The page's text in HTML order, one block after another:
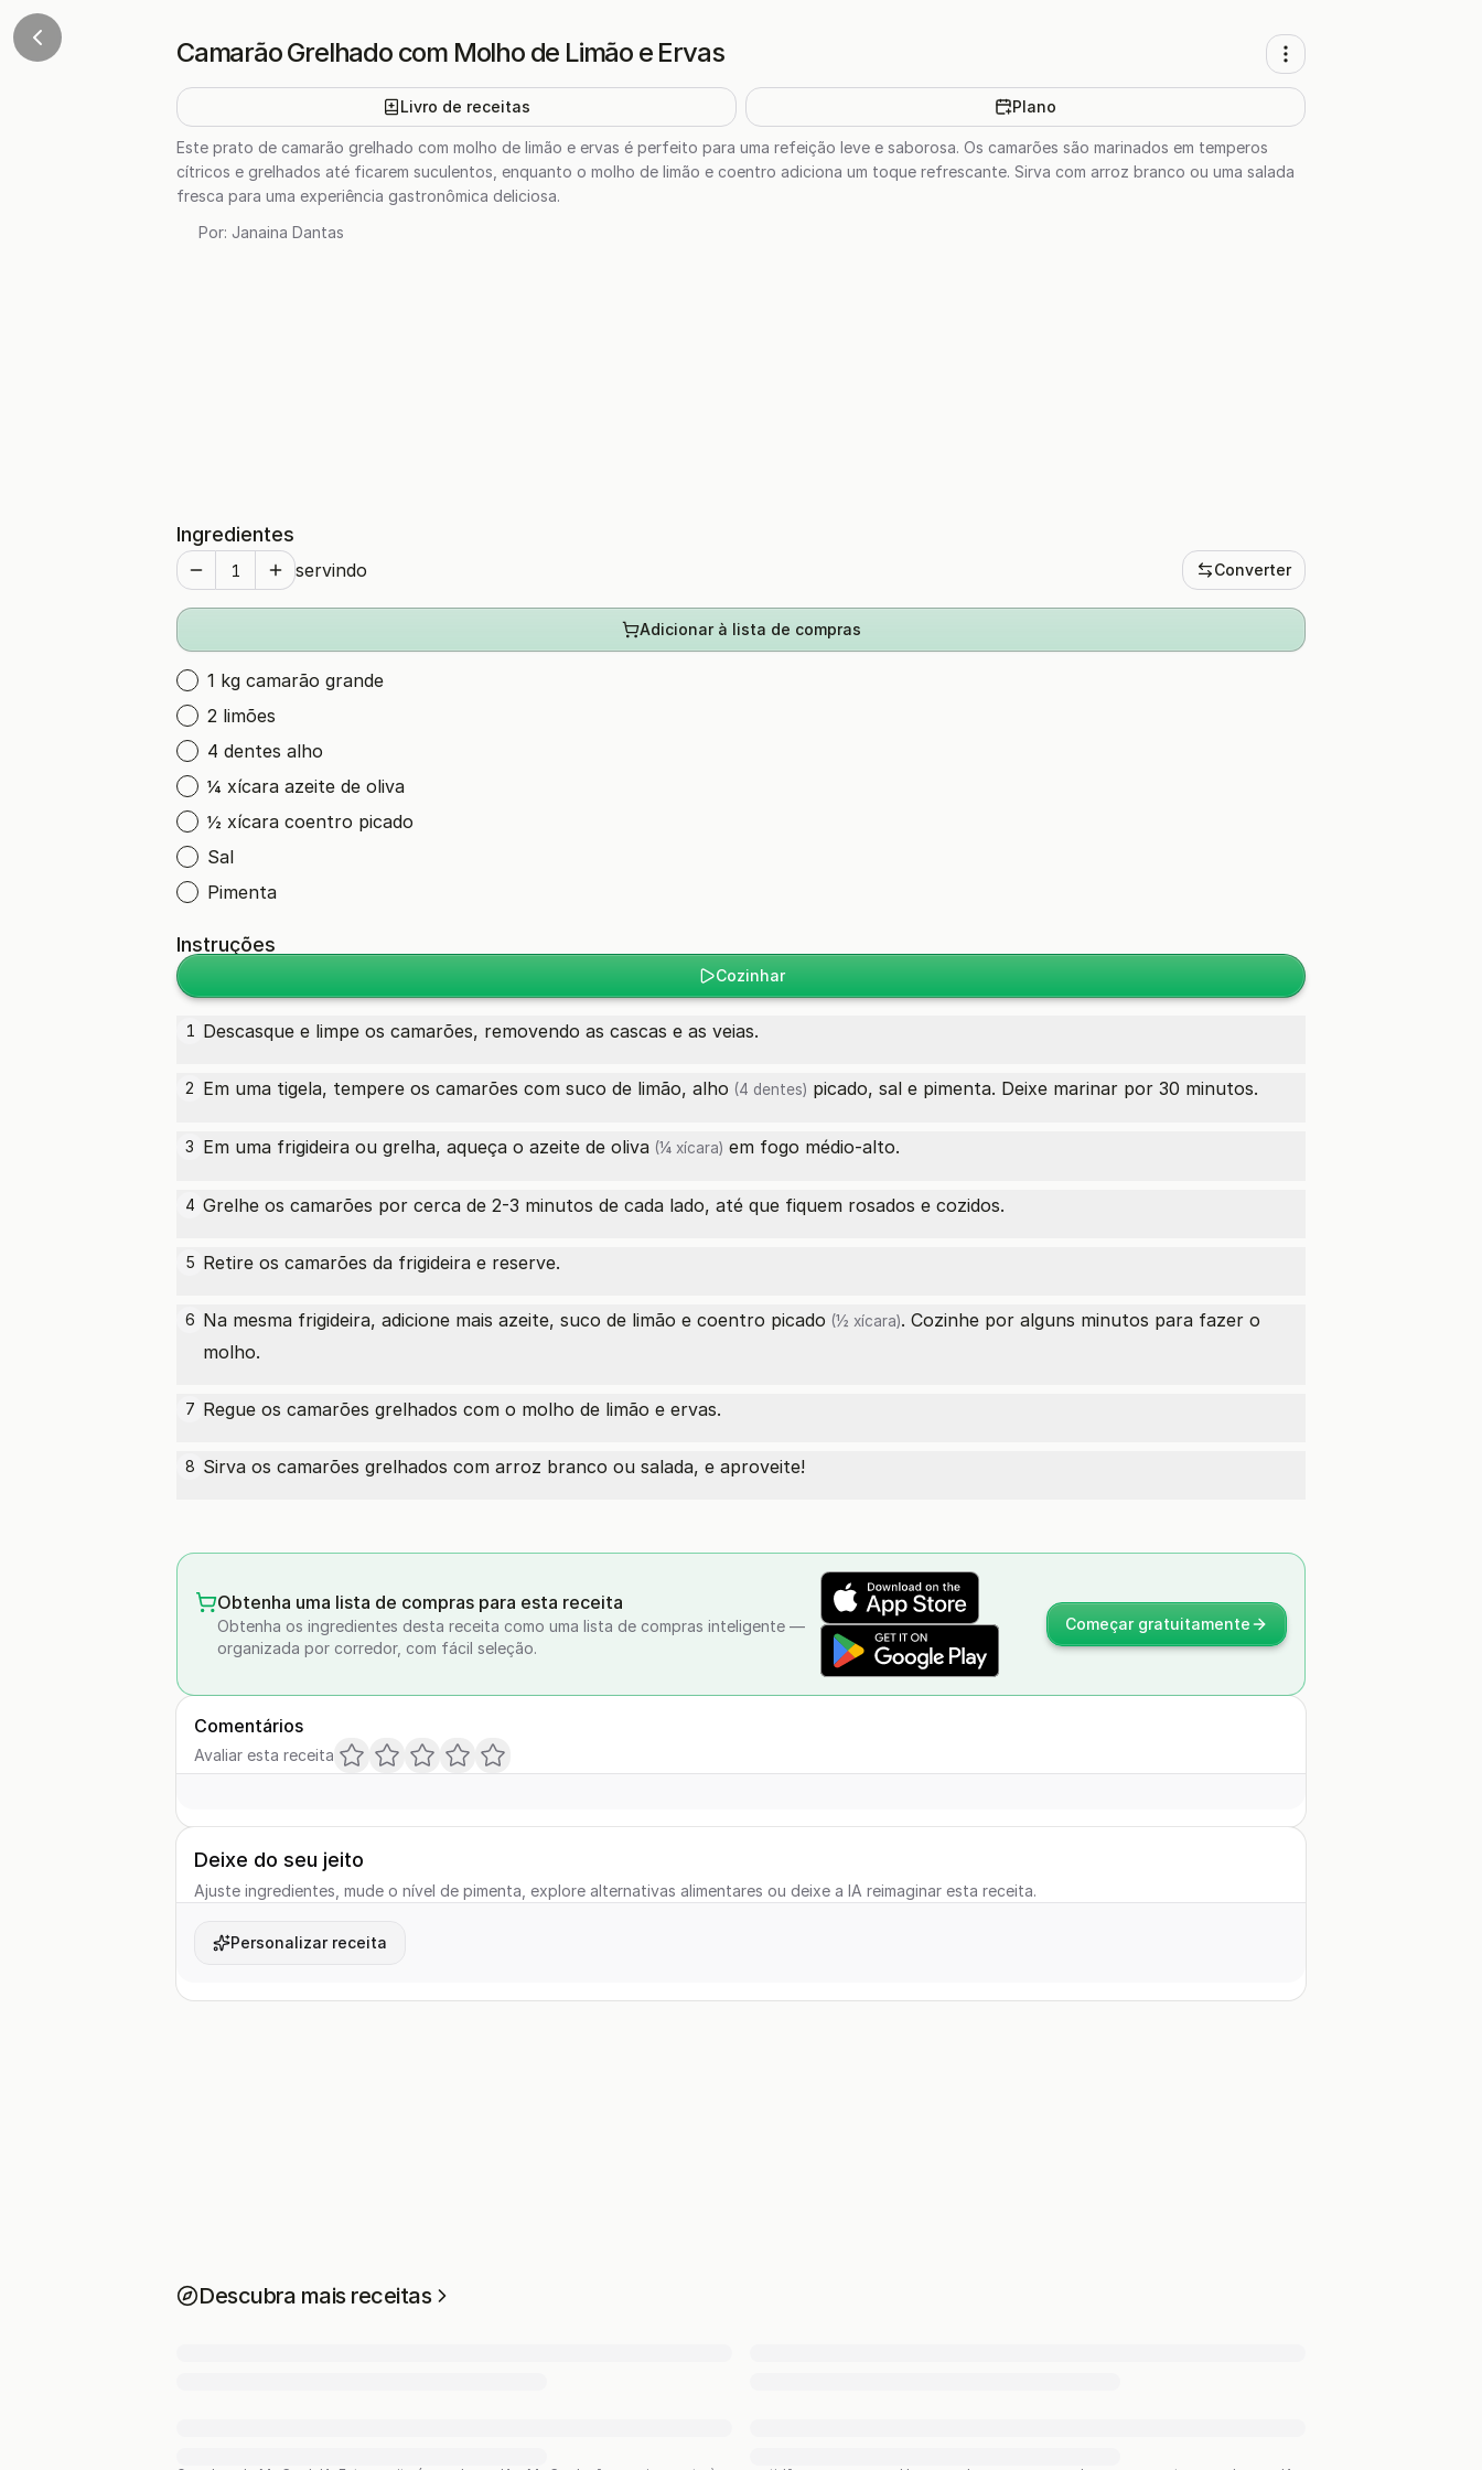
Camarão Grelhado com Molho de Limão e Ervas
Livro de receitas Plano
Este prato de camarão grelhado com molho de limão e ervas é perfeito para uma refeição leve e saborosa. Os camarões são marinados em temperos
cítricos e grelhados até ficarem suculentos, enquanto o molho de limão e coentro adiciona um toque refrescante. Sirva com arroz branco ou uma salada
fresca para uma experiência gastronômica deliciosa.
Por: Janaina Dantas
Ingredientes
servindo Converter
Adicionar à lista de compras
1 kg camarão grande
2 limões
4 dentes alho
¼ xícara azeite de oliva
½ xícara coentro picado
Sal
Pimenta
Instruções
Cozinhar
1 Descasque e limpe os camarões, removendo as cascas e as veias.
2 Em uma tigela, tempere os camarões com suco de limão, alho (4 dentes) picado, sal e pimenta. Deixe marinar por 30 minutos.
3 Em uma frigideira ou grelha, aqueça o azeite de oliva (¼ xícara) em fogo médio-alto.
4 Grelhe os camarões por cerca de 2-3 minutos de cada lado, até que fiquem rosados e cozidos.
5 Retire os camarões da frigideira e reserve.
6 Na mesma frigideira, adicione mais azeite, suco de limão e coentro picado (½ xícara). Cozinhe por alguns minutos para fazer o
molho.
7 Regue os camarões grelhados com o molho de limão e ervas.
8 Sirva os camarões grelhados com arroz branco ou salada, e aproveite!
Obtenha uma lista de compras para esta receita
Obtenha os ingredientes desta receita como uma lista de compras inteligente —
organizada por corredor, com fácil seleção.
Começar gratuitamente
Comentários
Avaliar esta receita
Deixe do seu jeito
Ajuste ingredientes, mude o nível de pimenta, explore alternativas alimentares ou deixe a IA reimaginar esta receita.
Personalizar receita
Descubra mais receitas